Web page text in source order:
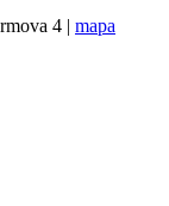
4 | mapa